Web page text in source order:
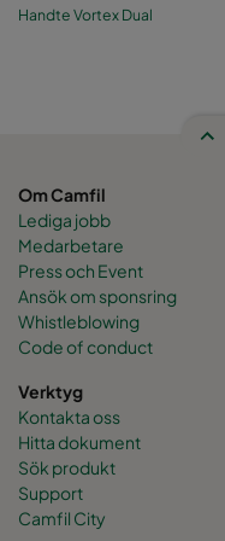
Handte Vortex Dual
Om Camfil
Lediga jobb
Medarbetare
Press och Event
Ansök om sponsring
Whistleblowing
Code of conduct
Verktyg
Kontakta oss
Hitta dokument
Sök produkt
Support
Camfil City